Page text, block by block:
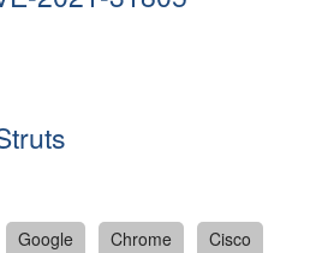
Google Chrome
Cisco